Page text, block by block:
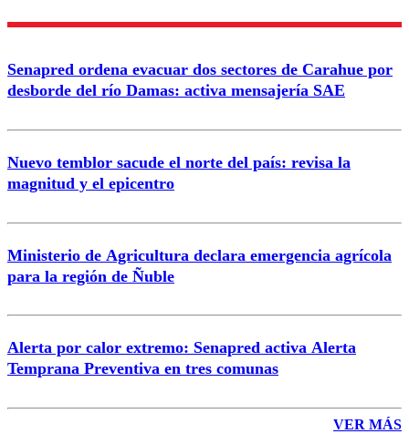
Correo
Senapred ordena evacuar dos sectores de Carahue por
desborde del río Damas: activa mensajería SAE
Nuevo temblor sacude el norte del país: revisa la
magnitud y el epicentro
Ministerio de Agricultura declara emergencia agrícola
para la región de Ñuble
Alerta por calor extremo: Senapred activa Alerta
Temprana Preventiva en tres comunas
VER MÁS